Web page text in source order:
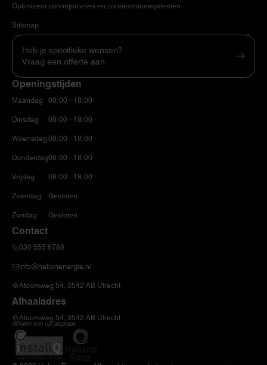
Optimizers zonnepanelen en zonnestroomsystemen
Sitemap
Heb je specifieke wensen?
Vraag een offerte aan
Openingstijden
Maandag
Dinsdag
Woensdag
Donderdag
Vrijdag
Zaterdag
Zondag
08:00 - 18:00
08:00 - 18:00
08:00 - 18:00
08:00 - 18:00
08:00 - 18:00
Gesloten
Gesloten
Contact
030 555 6788
info@helionenergie.nl
Atoomweg 54, 3542 AB Utrecht
Afhaaladres
Atoomweg 54, 3542 AB Utrecht
Afhalen kan op afspraak